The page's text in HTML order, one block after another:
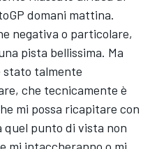
domani mattina.
negativa o particolare,
pista bellissima. Ma
stato talmente
che tecnicamente è
mi possa ricapitare con
quel punto di vista non